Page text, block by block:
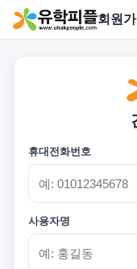
회원
휴대전화번호
사용자명